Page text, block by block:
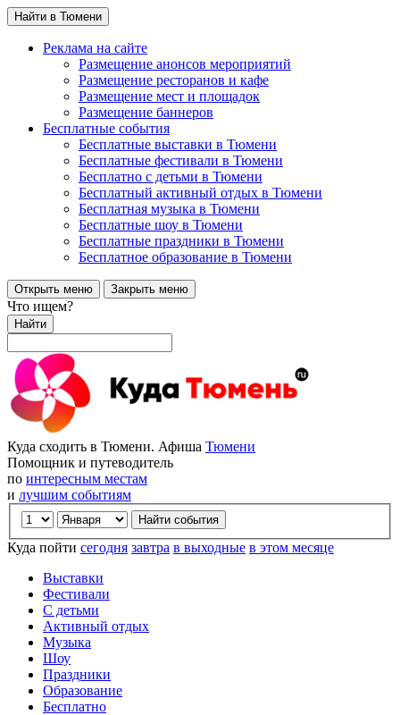
Найти в Тюмени
Реклама на сайте
Размещение анонсов мероприятий
Размещение ресторанов и кафе
Размещение мест и площадок
Размещение баннеров
Бесплатные события
Бесплатные выставки в Тюмени
Бесплатные фестивали в Тюмени
Бесплатно с детьми в Тюмени
Бесплатный активный отдых в Тюмени
Бесплатная музыка в Тюмени
Бесплатные шоу в Тюмени
Бесплатные праздники в Тюмени
Бесплатное образование в Тюмени
Открыть меню Закрыть меню
Что ищем?
Найти
Куда сходить в Тюмени. Афиша Тюмени
Помощник и путеводитель
по интересным местам
и лучшим событиям
Куда пойти сегодня завтра в выходные в этом месяце
Выставки
Фестивали
С детьми
Активный отдых
Музыка
Шоу
Праздники
Образование
Бесплатно